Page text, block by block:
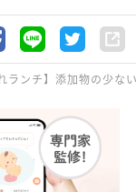
れランチ】添加物の少